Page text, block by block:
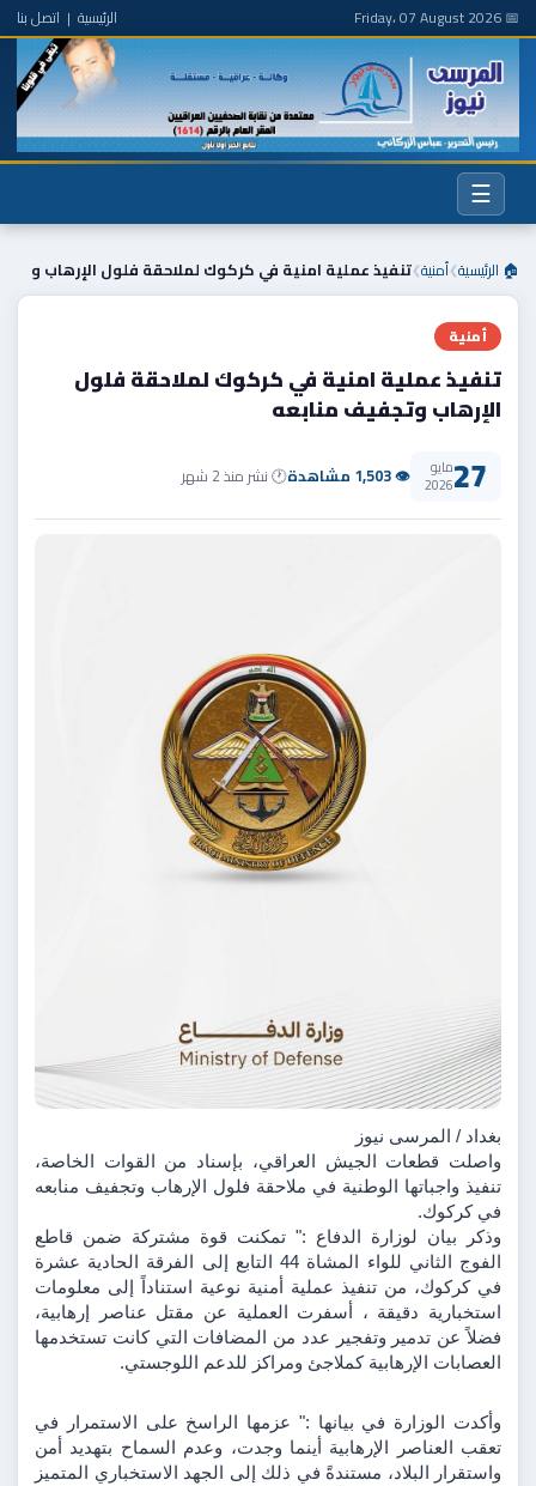
📅 Friday، 07 August 2026 الرئيسية | اتصل بنا
☰
🏠 الرئيسية❯أمنية❯تنفيذ عملية امنية في كركوك لملاحقة فلول الإرهاب و
أمنية
تنفيذ عملية امنية في كركوك لملاحقة فلول
الإرهاب وتجفيف منابعه
27مايو
2026 👁 1,503 مشاهدة 🕐 نشر منذ 2 شهر
بغداد / المرسى نيوز
في كركوك.
العصابات الإرهابية كملاجئ ومراكز للدعم اللوجستي.